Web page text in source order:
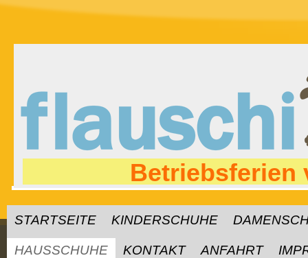
Betriebsferien
STARTSEITE KINDERSCHUHE
HAUSSCHUHE KONTAKT ANFAHRT